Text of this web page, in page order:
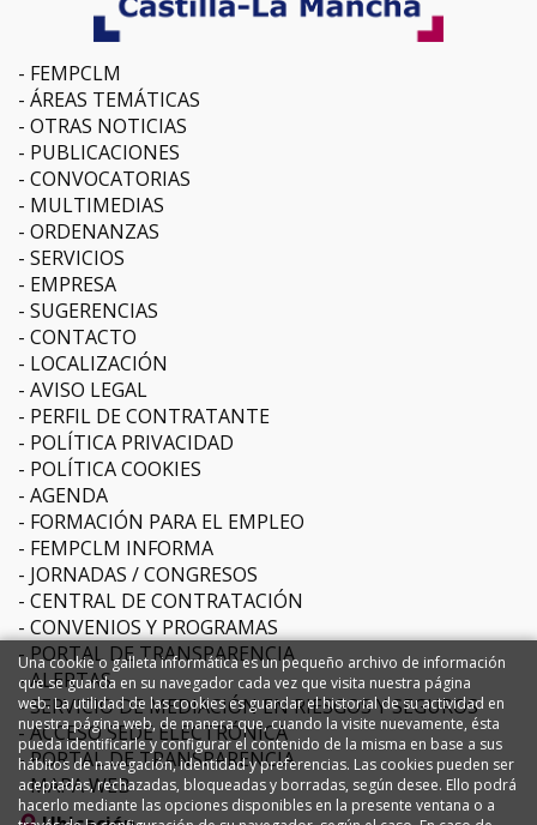
FEMPCLM
ÁREAS TEMÁTICAS
OTRAS NOTICIAS
PUBLICACIONES
CONVOCATORIAS
MULTIMEDIAS
ORDENANZAS
SERVICIOS
EMPRESA
SUGERENCIAS
CONTACTO
LOCALIZACIÓN
AVISO LEGAL
PERFIL DE CONTRATANTE
POLÍTICA PRIVACIDAD
POLÍTICA COOKIES
AGENDA
FORMACIÓN PARA EL EMPLEO
FEMPCLM INFORMA
JORNADAS / CONGRESOS
CENTRAL DE CONTRATACIÓN
CONVENIOS Y PROGRAMAS
PORTAL DE TRANSPARENCIA
ALERTAS
SERVICIO DE MEDIACIÓN EN RIESGOS Y SEGUROS
ACCESO SEDE ELECTRÓNICA
PORTAL DE TRANSPARENCIA
MAPA WEB
Una cookie o galleta informática es un pequeño archivo de información
que se guarda en su navegador cada vez que visita nuestra página
web. La utilidad de las cookies es guardar el historial de su actividad en
nuestra página web, de manera que, cuando la visite nuevamente, ésta
pueda identificarle y configurar el contenido de la misma en base a sus
hábitos de navegación, identidad y preferencias. Las cookies pueden ser
aceptadas, rechazadas, bloqueadas y borradas, según desee. Ello podrá
hacerlo mediante las opciones disponibles en la presente ventana o a